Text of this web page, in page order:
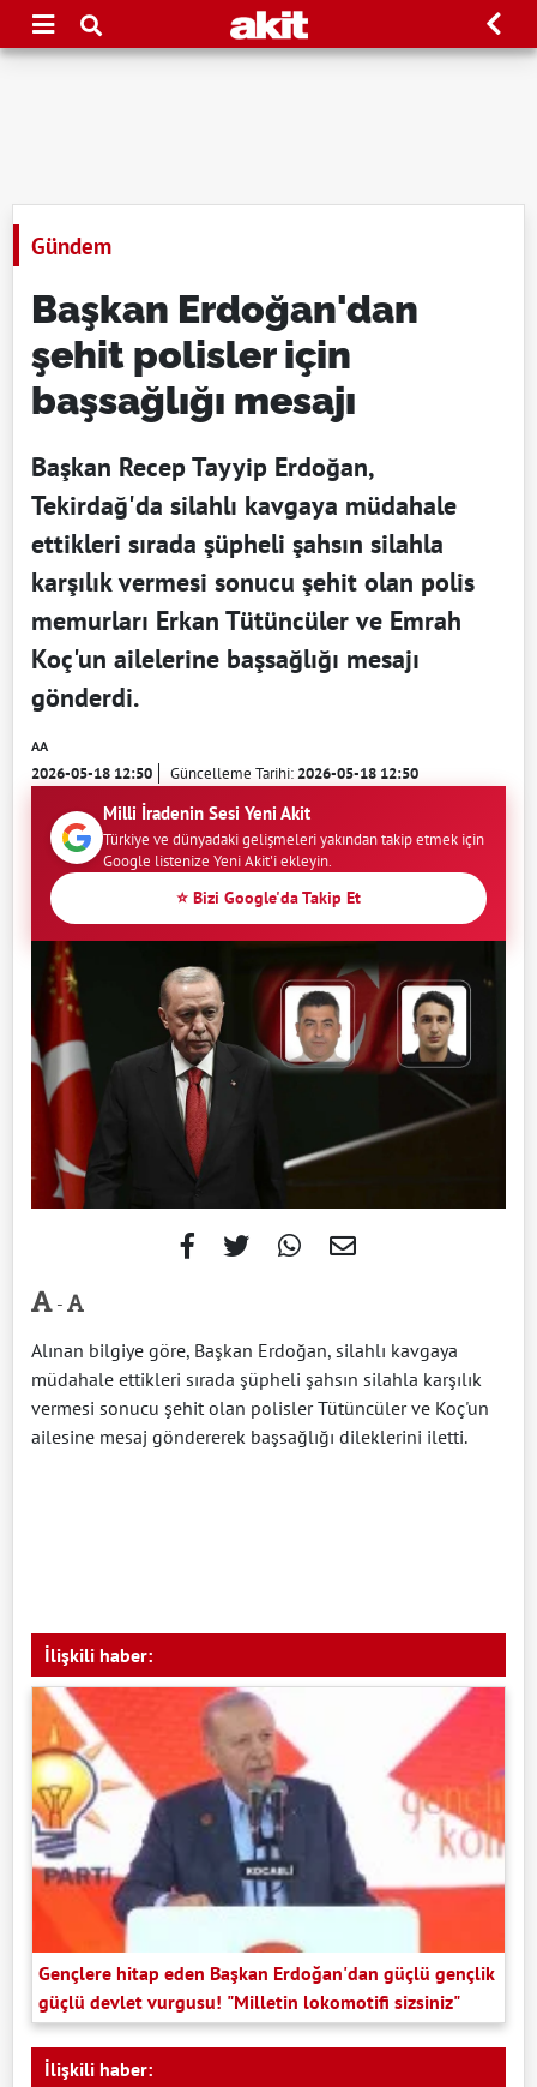
Gündem
Başkan Erdoğan'dan
şehit polisler için
başsağlığı mesajı
Başkan Recep Tayyip Erdoğan,
Tekirdağ'da silahlı kavgaya müdahale
ettikleri sırada şüpheli şahsın silahla
karşılık vermesi sonucu şehit olan polis
memurları Erkan Tütüncüler ve Emrah
Koç'un ailelerine başsağlığı mesajı
gönderdi.
AA
2026-05-18 12:50 Güncelleme Tarihi:2026-05-18 12:50
Milli İradenin Sesi Yeni Akit
Türkiye ve dünyadaki gelişmeleri yakından takip etmek için
Google listenize Yeni Akit'i ekleyin.
⭐ Bizi Google'da Takip Et
-
Alınan bilgiye göre, Başkan Erdoğan, silahlı kavgaya
müdahale ettikleri sırada şüpheli şahsın silahla karşılık
vermesi sonucu şehit olan polisler Tütüncüler ve Koç'un
ailesine mesaj göndererek başsağlığı dileklerini iletti.
İlişkili haber:
Gençlere hitap eden Başkan Erdoğan'dan güçlü gençlik
güçlü devlet vurgusu! "Milletin lokomotifi sizsiniz"
İlişkili haber: